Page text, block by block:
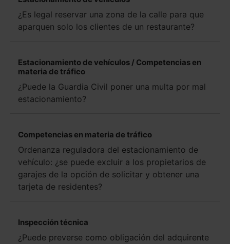
¿Es legal reservar una zona de la calle para que
aparquen solo los clientes de un restaurante?
Estacionamiento de vehículos / Competencias en
materia de tráfico
¿Puede la Guardia Civil poner una multa por mal
estacionamiento?
Competencias en materia de tráfico
Ordenanza reguladora del estacionamiento de
vehículo: ¿se puede excluir a los propietarios de
garajes de la opción de solicitar y obtener una
tarjeta de residentes?
Inspección técnica
¿Puede preverse como obligación del adquirente